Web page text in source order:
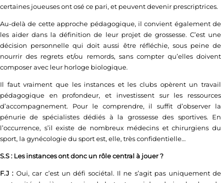
certaines joueuses ont osé ce pari, et peuvent devenir prescriptrices.
Au-delà de cette approche pédagogique, il convient également de
les aider dans la définition de leur projet de grossesse. C’est une
décision personnelle qui doit aussi être réfléchie, sous peine de
nourrir des regrets et/ou remords, sans compter qu’elles doivent
composer avec leur horloge biologique.
Il faut vraiment que les instances et les clubs opèrent un travail
pédagogique en profondeur, et investissent sur les ressources
d’accompagnement. Pour le comprendre, il suffit d’observer la
pénurie de spécialistes dédiés à la grossesse des sportives. En
l’occurrence, s’il existe de nombreux médecins et chirurgiens du
sport, la gynécologie du sport est, elle, très confidentielle…
S.S : Les instances ont donc un rôle central à jouer ?
F.J : Oui, car c’est un défi sociétal. Il ne s’agit pas uniquement de